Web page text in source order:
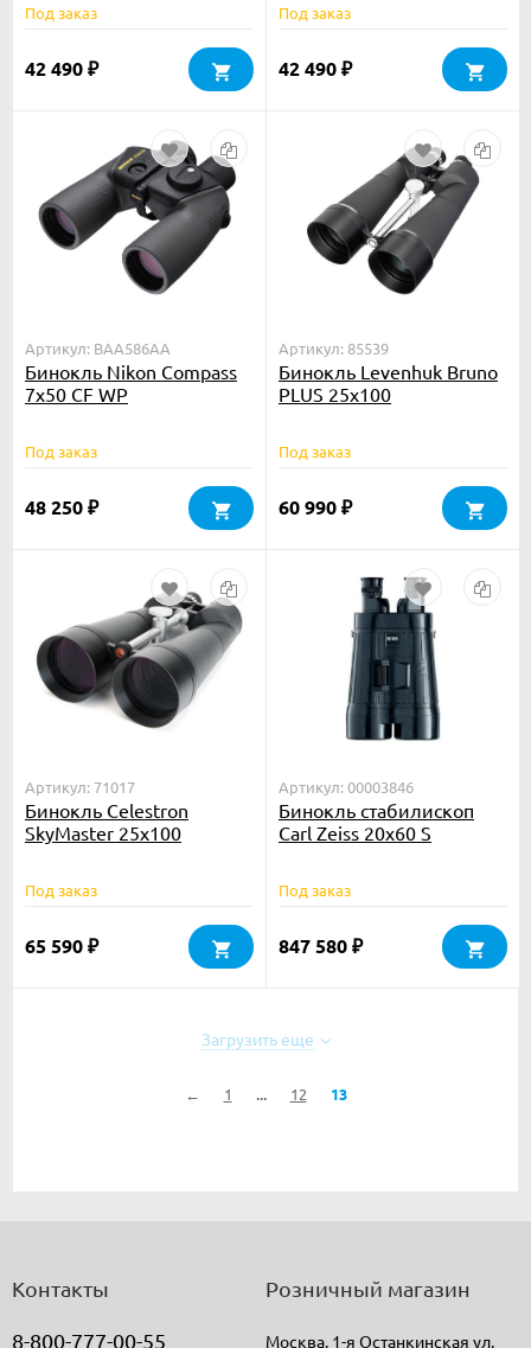
Под заказ
42 490 ₽
Под заказ
42 490 ₽
Артикул: BAA586AA
Бинокль Nikon Compass
7x50 CF WP
Под заказ
48 250 ₽
Артикул: 85539
Бинокль Levenhuk Bruno
PLUS 25x100
Под заказ
60 990 ₽
Артикул: 71017
Бинокль Celestron
SkyMaster 25x100
Под заказ
65 590 ₽
Артикул: 00003846
Бинокль стабилископ
Carl Zeiss 20x60 S
Под заказ
847 580 ₽
Загрузить еще
← 1 ... 12 13
Контакты
8-800-777-00-55
Розничный магазин
Москва, 1-я Останкинская ул,